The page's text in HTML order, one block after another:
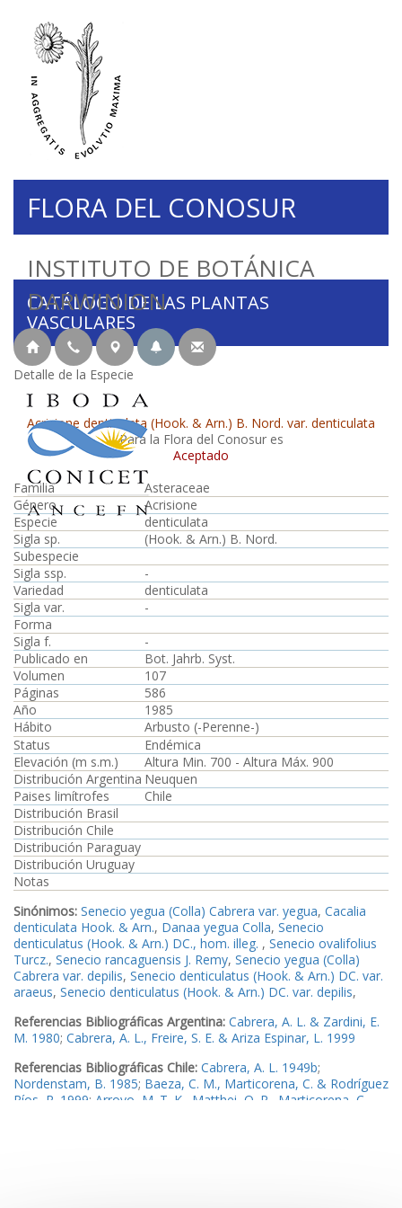
INSTITUTO DE BOTÁNICA
DARWINION
FLORA DEL CONOSUR
CATÁLOGO DE LAS PLANTAS
VASCULARES
Detalle de la Especie
Acrisione denticulata (Hook. & Arn.) B. Nord. var. denticulata
Para la Flora del Conosur es
Aceptado
Familia
Asteraceae
Género
Acrisione
Especie
denticulata
Sigla sp.
(Hook. & Arn.) B. Nord.
Subespecie
Sigla ssp.
-
Variedad
denticulata
Sigla var.
-
Forma
Sigla f.
-
Publicado en
Bot. Jahrb. Syst.
Volumen
107
Páginas
586
Año
1985
Hábito
Arbusto (-Perenne-)
Status
Endémica
Elevación (m s.m.)
Altura Min. 700 - Altura Máx. 900
Distribución Argentina Neuquen
Paises limítrofes
Chile
Distribución Brasil
Distribución Chile
Distribución Paraguay
Distribución Uruguay
Notas
Sinónimos: Senecio yegua (Colla) Cabrera var. yegua, Cacalia
denticulata Hook. & Arn., Danaa yegua Colla, Senecio
denticulatus (Hook. & Arn.) DC., hom. illeg. , Senecio ovalifolius
Turcz., Senecio rancaguensis J. Remy, Senecio yegua (Colla)
Cabrera var. depilis, Senecio denticulatus (Hook. & Arn.) DC. var.
araeus, Senecio denticulatus (Hook. & Arn.) DC. var. depilis,
Referencias Bibliográficas Argentina: Cabrera, A. L. & Zardini, E.
M. 1980; Cabrera, A. L., Freire, S. E. & Ariza Espinar, L. 1999
Referencias Bibliográficas Chile: Cabrera, A. L. 1949b;
Nordenstam, B. 1985; Baeza, C. M., Marticorena, C. & Rodríguez
Ríos, R. 1999; Arroyo, M. T. K., Matthei, O. R., Marticorena, C.,